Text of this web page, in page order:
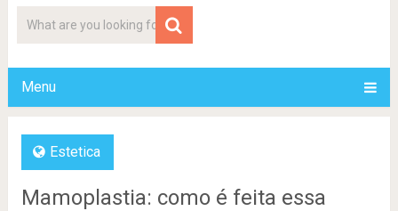
Menu
Estetica
Mamoplastia: como é feita essa